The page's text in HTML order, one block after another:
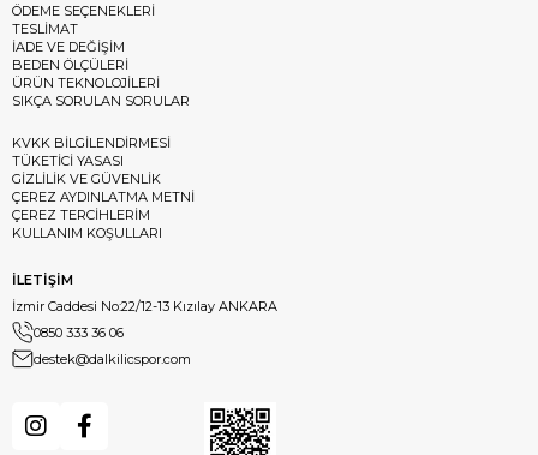
ÖDEME SEÇENEKLERİ
TESLİMAT
İADE VE DEĞİŞİM
BEDEN ÖLÇÜLERİ
ÜRÜN TEKNOLOJİLERİ
SIKÇA SORULAN SORULAR
KVKK BİLGİLENDİRMESİ
TÜKETİCİ YASASI
GİZLİLİK VE GÜVENLİK
ÇEREZ AYDINLATMA METNİ
ÇEREZ TERCİHLERİM
KULLANIM KOŞULLARI
İLETİŞİM
İzmir Caddesi No:22/12-13 Kızılay ANKARA
0850 333 36 06
destek@dalkilicspor.com